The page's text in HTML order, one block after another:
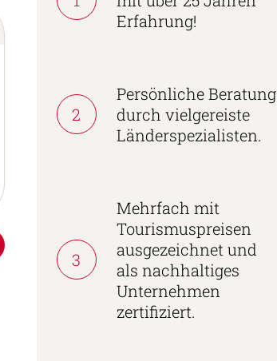
Erfahrung!
2
Persönliche Beratung
durch vielgereiste
Länderspezialisten.
3
Mehrfach mit
Tourismuspreisen
ausgezeichnet und
als nachhaltiges
Unternehmen
zertifiziert.